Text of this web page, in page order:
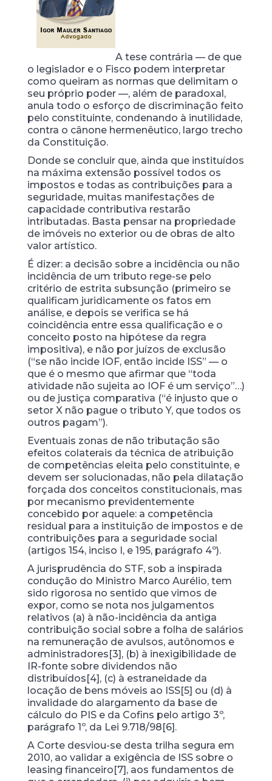
A tese contrária — de que
o legislador e o Fisco podem interpretar
como queiram as normas que delimitam o
seu próprio poder —, além de paradoxal,
anula todo o esforço de discriminação feito
pelo constituinte, condenando à inutilidade,
contra o cânone hermenêutico, largo trecho
da Constituição.
Donde se concluir que, ainda que instituídos
na máxima extensão possível todos os
impostos e todas as contribuições para a
seguridade, muitas manifestações de
capacidade contributiva restarão
intributadas. Basta pensar na propriedade
de imóveis no exterior ou de obras de alto
valor artístico.
É dizer: a decisão sobre a incidência ou não
incidência de um tributo rege-se pelo
critério de estrita subsunção (primeiro se
qualificam juridicamente os fatos em
análise, e depois se verifica se há
coincidência entre essa qualificação e o
conceito posto na hipótese da regra
impositiva), e não por juízos de exclusão
(“se não incide IOF, então incide ISS” — o
que é o mesmo que afirmar que “toda
atividade não sujeita ao IOF é um serviço”…)
ou de justiça comparativa (“é injusto que o
setor X não pague o tributo Y, que todos os
outros pagam”).
Eventuais zonas de não tributação são
efeitos colaterais da técnica de atribuição
de competências eleita pelo constituinte, e
devem ser solucionadas, não pela dilatação
forçada dos conceitos constitucionais, mas
por mecanismo previdentemente
concebido por aquele: a competência
residual para a instituição de impostos e de
contribuições para a seguridade social
(artigos 154, inciso I, e 195, parágrafo 4º).
A jurisprudência do STF, sob a inspirada
condução do Ministro Marco Aurélio, tem
sido rigorosa no sentido que vimos de
expor, como se nota nos julgamentos
relativos (a) à não-incidência da antiga
contribuição social sobre a folha de salários
na remuneração de avulsos, autônomos e
administradores[3], (b) à inexigibilidade de
IR-fonte sobre dividendos não
distribuídos[4], (c) à estraneidade da
locação de bens móveis ao ISS[5] ou (d) à
invalidade do alargamento da base de
cálculo do PIS e da Cofins pelo artigo 3º,
parágrafo 1º, da Lei 9.718/98[6].
A Corte desviou-se desta trilha segura em
2010, ao validar a exigência de ISS sobre o
leasing financeiro[7], aos fundamentos de